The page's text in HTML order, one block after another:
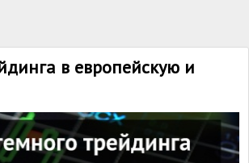
в европейскую и